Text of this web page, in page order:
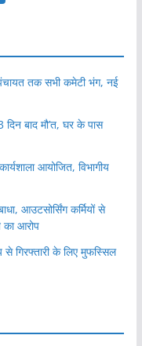
पंचायत तक सभी कमेटी भंग, नई
बाद मौ’त, घर के पास
आयोजित, विभागीय
आउटसोर्सिंग कर्मियों से
का आरोप
गिरफ्तारी के लिए मुफस्सिल